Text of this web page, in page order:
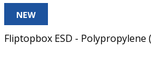
NEW
Fliptopbox ESD - Polypropylene